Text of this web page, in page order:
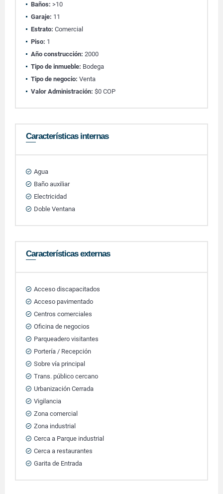
Baños: >10
Garaje: 11
Estrato: Comercial
Piso: 1
Año construcción: 2000
Tipo de inmueble: Bodega
Tipo de negocio: Venta
Valor Administración: $0 COP
Características internas
Agua
Baño auxiliar
Electricidad
Doble Ventana
Características externas
Acceso discapacitados
Acceso pavimentado
Centros comerciales
Oficina de negocios
Parqueadero visitantes
Portería / Recepción
Sobre vía principal
Trans. público cercano
Urbanización Cerrada
Vigilancia
Zona comercial
Zona industrial
Cerca a Parque industrial
Cerca a restaurantes
Garita de Entrada